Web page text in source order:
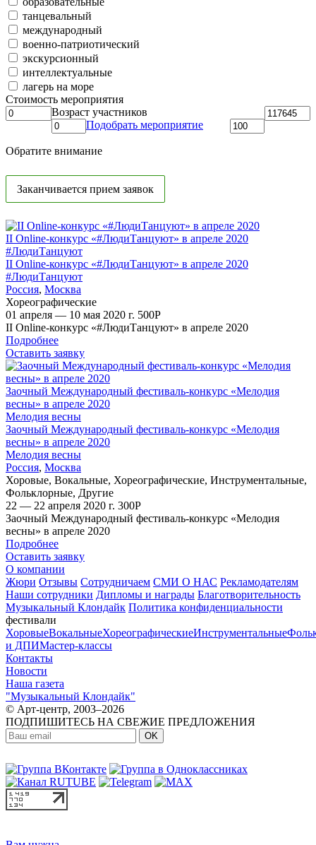
танцевальный
международный
военно-патриотический
экскурсионный
интеллектуальные
лагерь на море
Стоимость мероприятия
Возраст участников
Подобрать мероприятие
Обратите внимание
Заканчивается прием заявок
II Online-конкурс «#ЛюдиТанцуют» в апреле 2020
#ЛюдиТанцуют
II Online-конкурс «#ЛюдиТанцуют» в апреле 2020
#ЛюдиТанцуют
Россия, Москва
Хореографические
01 апреля — 10 мая 2020 г. 500Р
II Online-конкурс «#ЛюдиТанцуют» в апреле 2020
Подробнее
Оставить заявку
Заочный Международный фестиваль-конкурс «Мелодия
весны» в апреле 2020
Мелодия весны
Заочный Международный фестиваль-конкурс «Мелодия
весны» в апреле 2020
Мелодия весны
Россия, Москва
Хоровые, Вокальные, Хореографические, Инструментальные,
Фольклорные, Другие
22 — 22 апреля 2020 г. 300Р
Заочный Международный фестиваль-конкурс «Мелодия
весны» в апреле 2020
Подробнее
Оставить заявку
О компании
Жюри Отзывы Сотрудничаем СМИ О НАС Рекламодателям
Наши сотрудники Дипломы и награды Благотворительность
Музыкальный Клондайк Политика конфиденциальности
фестивали
ХоровыеВокальныеХореографическиеИнструментальные
и ДПИМастер-классы
Контакты
Новости
Наша газета
"Музыкальный Клондайк"
© Арт-центр, 2003–2026
ПОДПИШИТЕСЬ НА СВЕЖИЕ ПРЕДЛОЖЕНИЯ
OK